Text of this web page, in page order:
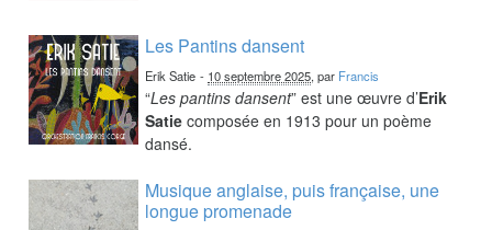
Les Pantins dansent
Erik Satie - 10 septembre 2025, par Francis
“Les pantins dansent” est une œuvre d’Erik
Satie composée en 1913 pour un poème
dansé.
Musique anglaise, puis française, une
longue promenade